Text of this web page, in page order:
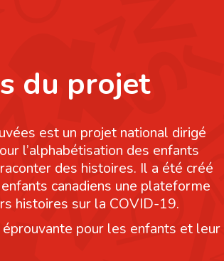
du projet
est un projet national dirigé
l’alphabétisation des enfants
des histoires. Il a été créé
canadiens une plateforme
histoires sur la COVID-19.
pour les enfants et leur